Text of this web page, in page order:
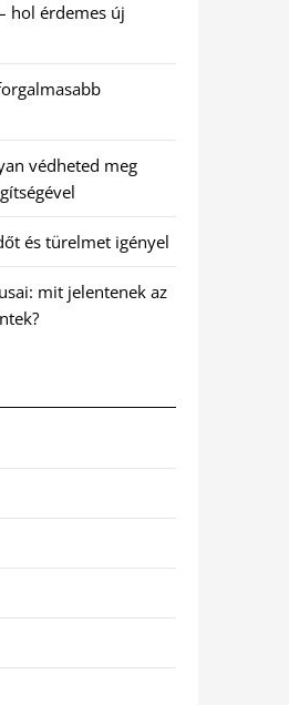
hol érdemes új
védheted meg
és türelmet igényel
mit jelentenek az